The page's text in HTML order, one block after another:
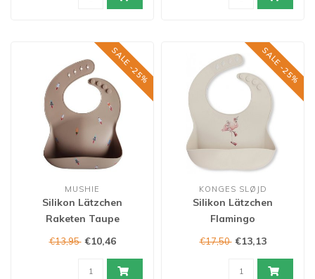
SALE -25%
MUSHIE
Silikon Lätzchen
Raketen Taupe
€13,95 €10,46
SALE -25%
KONGES SLØJD
Silikon Lätzchen
Flamingo
€17,50 €13,13